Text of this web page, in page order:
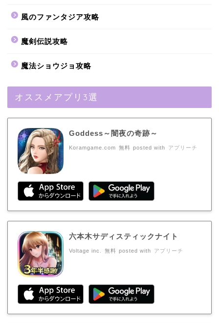
風のファンタジア攻略
魔剣伝説攻略
魔法ショウジョ攻略
オススメアプリ3選
Goddess～闇夜の奇跡～
Koramgame.com 無料 posted with アプリーチ
六本木サディスティックナイト
Voltage inc. 無料 posted with アプリーチ